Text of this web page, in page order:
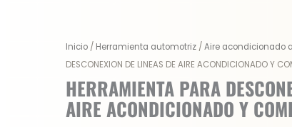
Inicio / Herramienta automotriz /Aire acondicionado
DESCONEXION DE LINEAS DE AIRE ACONDICIONADO Y
HERRAMIENTA PARA
AIRE ACONDICIONADO Y